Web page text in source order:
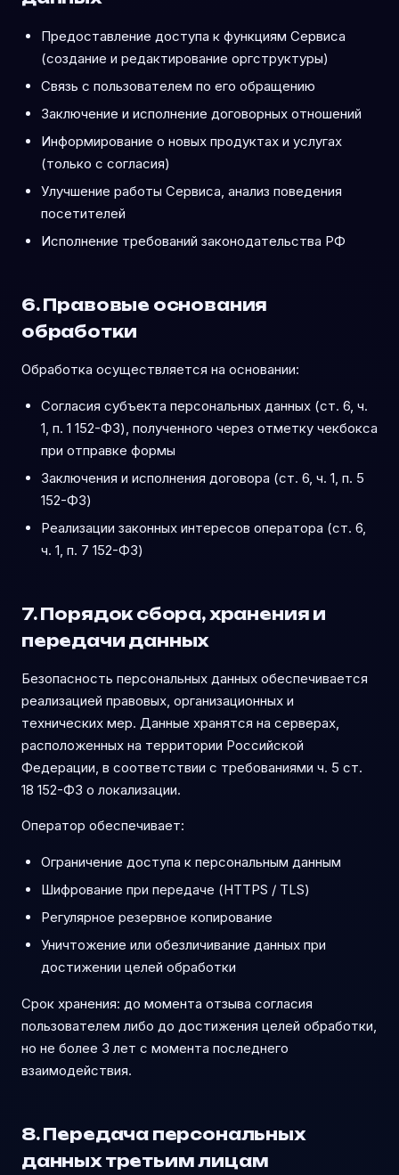
Предоставление доступа к функциям Сервиса
(создание и редактирование оргструктуры)
Связь с пользователем по его обращению
Заключение и исполнение договорных отношений
Информирование о новых продуктах и услугах
(только с согласия)
Улучшение работы Сервиса, анализ поведения
посетителей
Исполнение требований законодательства РФ
6. Правовые основания
обработки
Обработка осуществляется на основании:
Согласия субъекта персональных данных (ст. 6, ч.
1, п. 1 152-ФЗ), полученного через отметку чекбокса
при отправке формы
Заключения и исполнения договора (ст. 6, ч. 1, п. 5
152-ФЗ)
Реализации законных интересов оператора (ст. 6,
ч. 1, п. 7 152-ФЗ)
7. Порядок сбора, хранения и
передачи данных
Безопасность персональных данных обеспечивается
реализацией правовых, организационных и
технических мер. Данные хранятся на серверах,
расположенных на территории Российской
Федерации, в соответствии с требованиями ч. 5 ст.
18 152-ФЗ о локализации.
Оператор обеспечивает:
Ограничение доступа к персональным данным
Шифрование при передаче (HTTPS / TLS)
Регулярное резервное копирование
Уничтожение или обезличивание данных при
достижении целей обработки
Срок хранения: до момента отзыва согласия
пользователем либо до достижения целей обработки,
но не более 3 лет с момента последнего
взаимодействия.
8. Передача персональных
данных третьим лицам